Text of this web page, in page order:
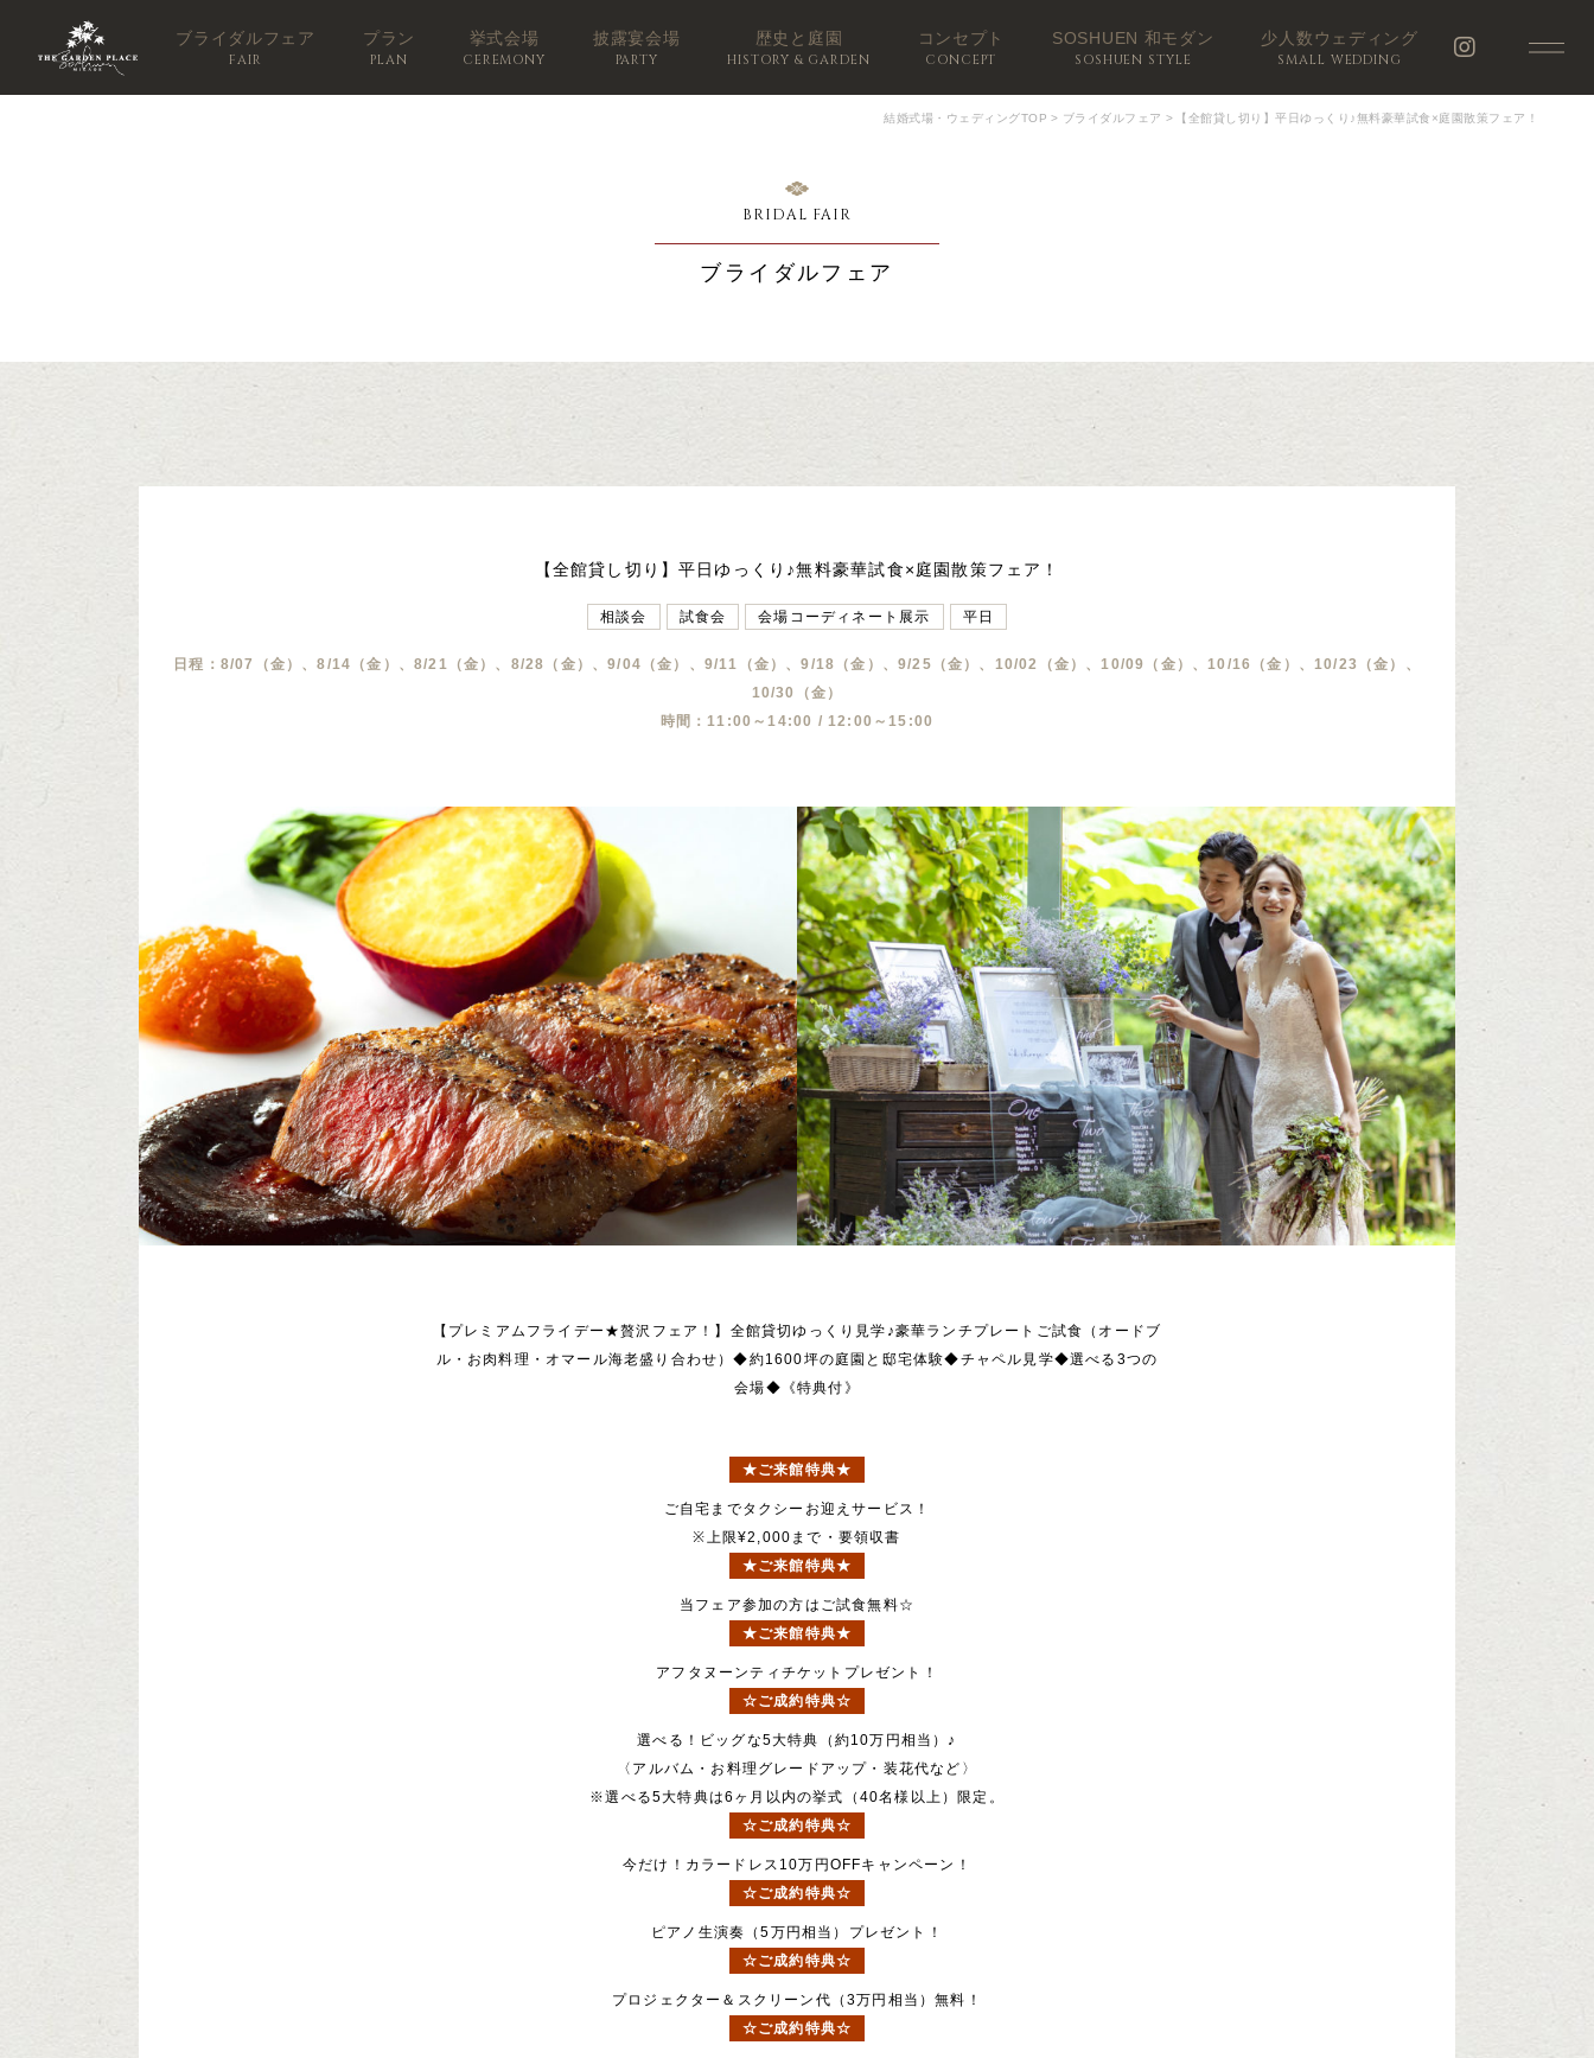
ブライダルフェア
FAIR
プラン
PLAN
挙式会場
CEREMONY
披露宴会場
PARTY
歴史と庭園
HISTORY & GARDEN
コンセプト
CONCEPT
SOSHUEN 和モダン
SOSHUEN STYLE
少人数ウェディング
SMALL WEDDING
結婚式場・ウェディングTOP > ブライダルフェア > 【全館貸し切り】平日ゆっくり♪無料豪華試食×庭園散策フェア！
BRIDAL FAIR
ブライダルフェア
【全館貸し切り】平日ゆっくり♪無料豪華試食×庭園散策フェア！
相談会 試食会 会場コーディネート展示 平日
日程：8/07（金）、8/14（金）、8/21（金）、8/28（金）、9/04（金）、9/11（金）、9/18（金）、9/25（金）、10/02（金）、10/09（金）、10/16（金）、10/23（金）、
10/30（金）
時間：11:00～14:00 / 12:00～15:00
【プレミアムフライデー★贅沢フェア！】全館貸切ゆっくり見学♪豪華ランチプレートご試食（オードブ
ル・お肉料理・オマール海老盛り合わせ）◆約1600坪の庭園と邸宅体験◆チャペル見学◆選べる3つの
会場◆《特典付》
★ご来館特典★
ご自宅までタクシーお迎えサービス！
※上限¥2,000まで・要領収書
★ご来館特典★
当フェア参加の方はご試食無料☆
★ご来館特典★
アフタヌーンティチケットプレゼント！
☆ご成約特典☆
選べる！ビッグな5大特典（約10万円相当）♪
〈アルバム・お料理グレードアップ・装花代など〉
※選べる5大特典は6ヶ月以内の挙式（40名様以上）限定。
☆ご成約特典☆
今だけ！カラードレス10万円OFFキャンペーン！
☆ご成約特典☆
ピアノ生演奏（5万円相当）プレゼント！
☆ご成約特典☆
プロジェクター＆スクリーン代（3万円相当）無料！
☆ご成約特典☆